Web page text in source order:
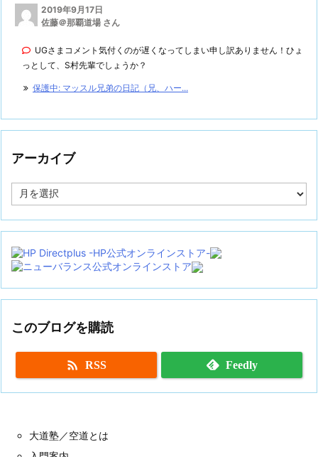
2019年9月17日
佐藤＠那覇道場 さん
UGさまコメント気付くのが遅くなってしまい申し訳ありません！ひょ
っとして、S村先輩でしょうか？
保護中: マッスル兄弟の日記（兄、ハー...
アーカイブ
ー
イ
このブログを購読
 RSS Feedly
大道塾／空道とは